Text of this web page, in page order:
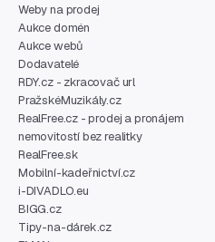
Weby na prodej
Aukce domén
Aukce webů
Dodavatelé
RDY.cz - zkracovač url
PražskéMuzikály.cz
RealFree.cz - prodej a pronájem
nemovitostí bez realitky
RealFree.sk
Mobilní-kadeřnictví.cz
i-DIVADLO.eu
BIGG.cz
Tipy-na-dárek.cz